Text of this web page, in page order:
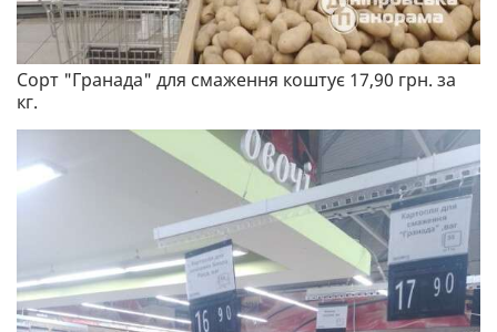
Сорт "Гранада" для смаження коштує 17,90 грн. за
кг.